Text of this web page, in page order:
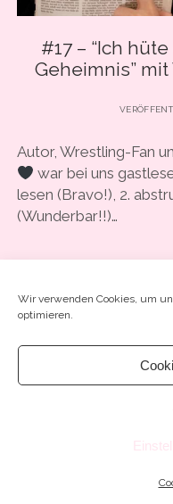
Wir verwenden Cookies, um
optimieren.
#17 – “Ich
Geheimnis”
Autor, Wrestling-Fan
war bei uns
lesen (Bravo!), 2.
(Wunderbar!!)…
EIN
GANZ
FAN
LUST
Chosen WordPress